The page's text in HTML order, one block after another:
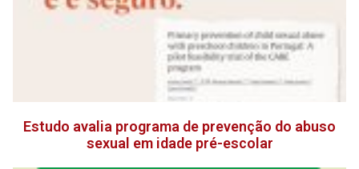
Estudo avalia programa de prevenção do abuso
sexual em idade pré-escolar